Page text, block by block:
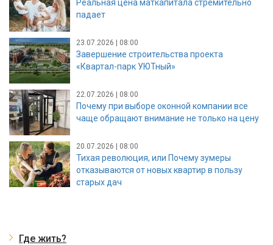
Реальная цена маткапитала стремительно
падает
23.07.2026 | 08:00
Завершение строительства проекта
«Квартал-парк УЮТный»
22.07.2026 | 08:00
Почему при выборе оконной компании все
чаще обращают внимание не только на цену
20.07.2026 | 08:00
Тихая революция, или Почему зумеры
отказываются от новых квартир в пользу
старых дач
Где жить?